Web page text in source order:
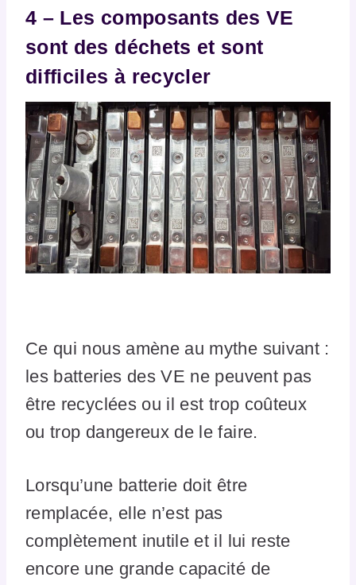
4 – Les composants des VE
sont des déchets et sont
difficiles à recycler
Ce qui nous amène au mythe suivant :
les batteries des VE ne peuvent pas
être recyclées ou il est trop coûteux
ou trop dangereux de le faire.
Lorsqu’une batterie doit être
remplacée, elle n’est pas
complètement inutile et il lui reste
encore une grande capacité de